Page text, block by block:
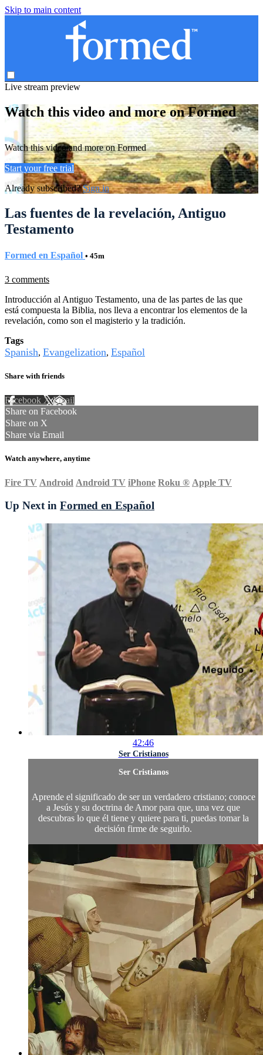
Skip to main content
Live stream preview
Watch this video and more on Formed
Watch this video and more on Formed
Start your free trial
Already subscribed?Sign in
Las fuentes de la revelación, Antiguo
Testamento
Formed en Español • 45m
3 comments
Introducción al Antiguo Testamento, una de las partes de las que
está compuesta la Biblia, nos lleva a encontrar los elementos de la
revelación, como son el magisterio y la tradición.
Tags
Spanish, Evangelization, Español
Share with friends
Facebook XEmail
Share on Facebook
Share on X
Share via Email
Watch anywhere, anytime
Fire TV Android Android TV iPhone Roku ® Apple TV
Up Next in Formed en Español
42:46
Ser Cristianos
Ser Cristianos
Aprende el significado de ser un verdadero cristiano; conoce
a Jesús y su doctrina de Amor para que, una vez que
descubras lo que él tiene y quiere para ti, puedas tomar la
decisión firme de seguirlo.